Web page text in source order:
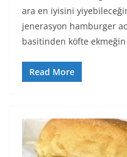
ara en iyisini
jenerasyon hamburger
basitinden köfte ekmeğin
Read More